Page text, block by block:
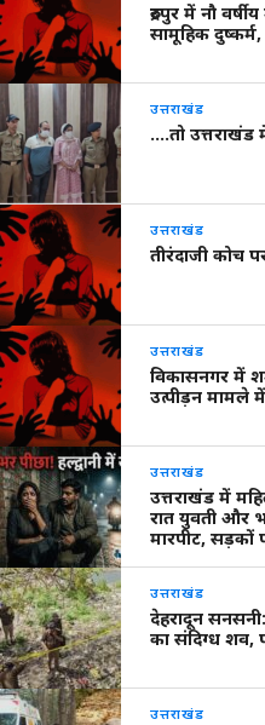
रुद्रपुर में नौ
सामूहिक
उत्तराखंड
….तो उत्तराखंड
उत्तराखंड
तीरंदाजी कोच
उत्तराखंड
विकासनगर में
उत्पीड़न मामले
उत्तराखंड
उत्तराखंड में
रात युवती और
मारपीट, सड़कों
उत्तराखंड
देहरादून
का संदिग्ध शव,
उत्तराखंड